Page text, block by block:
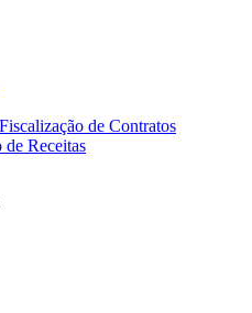
de Contratos
de Receitas